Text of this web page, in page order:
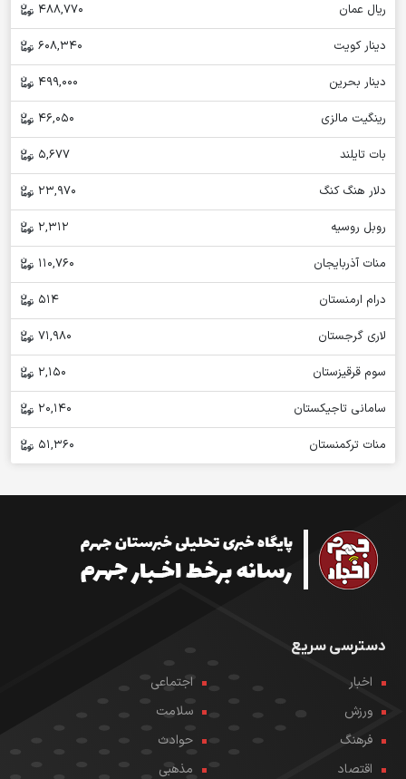
ریال عمان
488,770
دینار کویت
608,340
دینار بحرین
499,000
رینگیت مالزی
46,050
بات تایلند
5,677
دلار هنگ کنگ
23,970
روبل روسیه
2,312
منات آذربایجان
110,760
درام ارمنستان
514
لاری گرجستان
71,980
سوم قرقیزستان
2,150
سامانی تاجیکستان
20,140
منات ترکمنستان
51,360
دسترسی سریع
اخبار
اجتماعی
ورزش
سلامت
فرهنگ
حوادث
اقتصاد
مذهبی